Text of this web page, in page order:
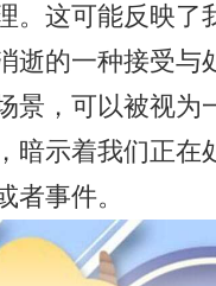
。这可能反映了
逝的一种接受与
景，可以被视为
暗示着我们正在
者事件。